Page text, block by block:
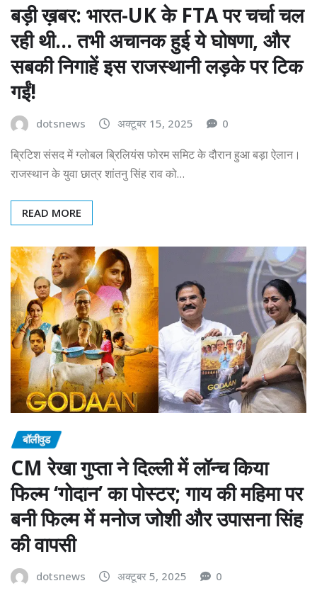
बड़ी ख़बर: भारत-UK के FTA पर चर्चा चल
रही थी… तभी अचानक हुई ये घोषणा, और
सबकी निगाहें इस राजस्थानी लड़के पर टिक
गईं!
dotsnews अक्टूबर 15, 2025 0
ब्रिटिश संसद में ग्लोबल ब्रिलियंस फोरम समिट के दौरान हुआ बड़ा ऐलान।
राजस्थान के युवा छात्र शांतनु सिंह राव को…
READ MORE
बॉलीवुड
CM रेखा गुप्ता ने दिल्ली में लॉन्च किया
फिल्म ‘गोदान’ का पोस्टर; गाय की महिमा पर
बनी फिल्म में मनोज जोशी और उपासना सिंह
की वापसी
dotsnews अक्टूबर 5, 2025 0